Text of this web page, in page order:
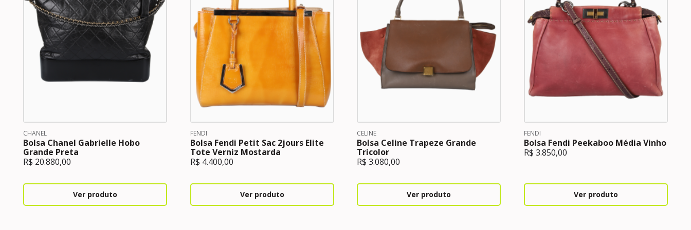
CHANEL
Bolsa Chanel Gabrielle Hobo
Grande Preta
R$ 20.880,00
Ver produto
FENDI
Bolsa Fendi Petit Sac 2jours Elite
Tote Verniz Mostarda
R$ 4.400,00
Ver produto
CELINE
Bolsa Celine Trapeze Grande
Tricolor
R$ 3.080,00
Ver produto
FENDI
Bolsa Fendi Peekaboo Média Vinho
R$ 3.850,00
Ver produto